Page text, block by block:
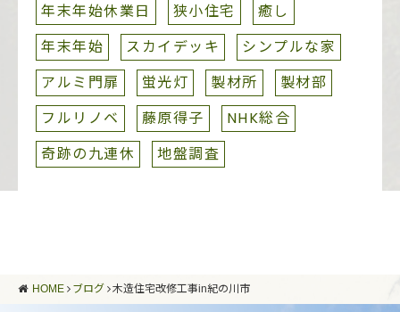
年末年始休業日
狭小住宅
癒し
年末年始
スカイデッキ
シンプルな家
アルミ門扉
蛍光灯 製材所
製材部
フルリノベ
藤原得子
NHK総合
奇跡の九連休
地盤調査
HOME ブログ 木造住宅改修工事in紀の川市